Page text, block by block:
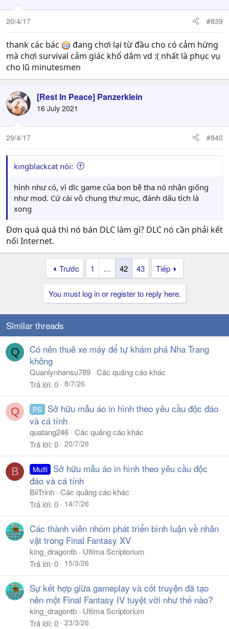
20/4/17 #839
thank các bác
đang chơi lại từ đầu cho có cảm hứng
mà chơi survival cảm giác khổ dâm vd :( nhất là phục vụ
cho lũ minutesmen
[Rest In Peace] Panzerklein
16 July 2021
29/4/17 #840
kingblackcat nói:
hình như có, vì dlc game của bọn bê tha nó nhận giống
như mod. Cứ cài vô chung thư mục, đánh dấu tích là
xong
Đơn quá quá thì nó bán DLC làm gì? DLC nó cần phải kết
nối Internet.
Trước 1 … 42 43 Tiếp
You must log in or register to reply here.
Similar threads
Q
Có nên thuê xe máy để tự khám phá Nha Trang
không
Quanlynhansu789 Các quảng cáo khác
Trả lời 0 8/7/26
Q PS
Sở hữu mẫu áo in hình theo yêu cầu độc đáo
và cá tính
quatang246 Các quảng cáo khác
Trả lời 0 20/7/26
B Multi
Sở hữu mẫu áo in hình theo yêu cầu độc
đáo và cá tính
BiiTrinh Các quảng cáo khác
Trả lời 0 14/7/26
Các thành viên nhóm phát triển bình luận về nhân
vật trong Final Fantasy XV
king_dragontb
Ultima Scriptorium
Trả lời 0 15/3/26
Sự kết hợp giữa gameplay và cốt truyện đã tạo
nên một Final Fantasy IV tuyệt vời như thế nào?
king_dragontb
Ultima Scriptorium
Trả lời 0 23/3/26